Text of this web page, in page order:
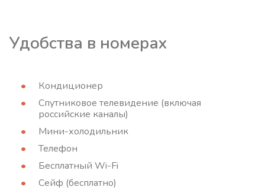
Удобства в номерах
Кондиционер
Спутниковое телевидение (включая
российские каналы)
Мини-холодильник
Телефон
Бесплатный Wi-Fi
Сейф (бесплатно)